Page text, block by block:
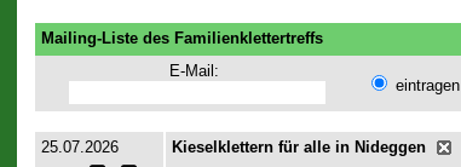
Mailing-Liste des Familienklettertreffs
E-Mail:
eintragen
25.07.2026 Kieselklettern für alle in Nideggen